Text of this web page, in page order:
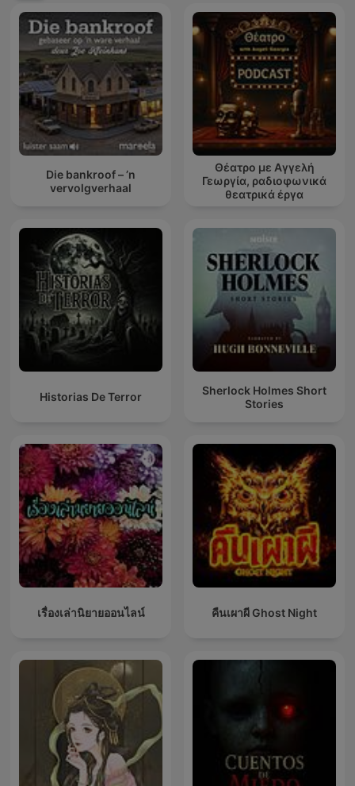
Die bankroof – ’n
vervolgverhaal
Θέατρο με Αγγελή
Γεωργία, ραδιοφωνικά
θεατρικά έργα
Historias De Terror
Sherlock Holmes Short
Stories
เรื่องเล่านิยายออนไลน์ คืนเผาผี Ghost Night